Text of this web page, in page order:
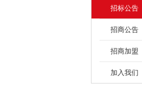
招标公告
招商公告
招商加盟
加入我们